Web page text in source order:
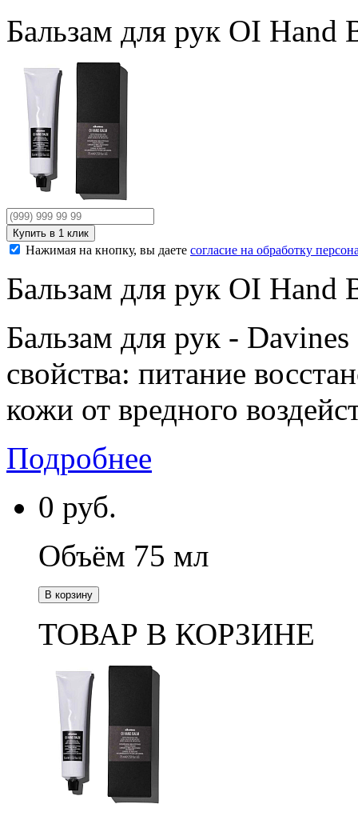
Бальзам для рук OI Hand
Нажимая на кнопку, вы даете согласие на обработку
Бальзам для рук OI Hand
Бальзам для рук -
свойства: питание
кожи от вредного
Подробнее
0 руб.
Объём 75 мл
В корзину
ТОВАР В КОРЗИНЕ